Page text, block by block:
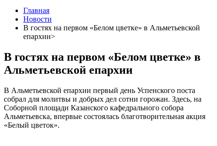
Главная
Новости
В гостях на первом «Белом цветке» в Альметьевской
епархии>
В гостях на первом «Белом цветке» в
Альметьевской епархии
В Альметьевской епархии первый день Успенского поста
собрал для молитвы и добрых дел сотни горожан. Здесь, на
Соборной площади Казанского кафедрального собора
Альметьевска, впервые состоялась благотворительная акция
«Белый цветок».